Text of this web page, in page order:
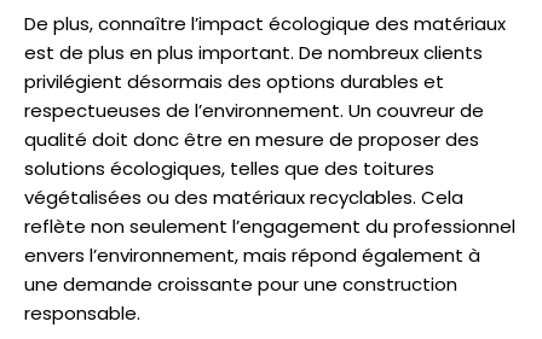
De plus, connaître l’impact écologique des matériaux
est de plus en plus important. De nombreux clients
privilégient désormais des options durables et
respectueuses de l’environnement. Un couvreur de
qualité doit donc être en mesure de proposer des
solutions écologiques, telles que des toitures
végétalisées ou des matériaux recyclables. Cela
reflète non seulement l’engagement du professionnel
envers l’environnement, mais répond également à
une demande croissante pour une construction
responsable.